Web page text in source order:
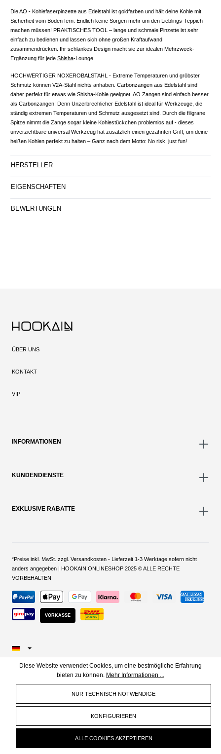
Die AO - Kohlefaserpinzette aus Edelstahl ist goldfarben und hält deine Kohle mit
Sicherheit vom Boden fern. Endlich keine Sorgen mehr um den Lieblings-Teppich
machen müssen! PRAKTISCHES TOOL – lange und schmale Pinzette ist sehr
einfach zu bedienen und lassen sich ohne großen Kraftaufwand
zusammendrücken. Ihr schlankes Design macht sie zur idealen Mehrzweck-
Ergänzung für jede Shisha-Lounge.
HOCHWERTIGER NOXEROBALSTAHL - Extreme Temperaturen und gröbster
Schmutz können V2A-Stahl nichts anhaben. Carbonzangen aus Edelstahl sind
daher perfekt für etwas wie Shisha-Kohle geeignet. AO Zangen sind einfach besser
als Carbonzangen! Denn Unzerbrechlicher Edelstahl ist ideal für Werkzeuge, die
ständig extremen Temperaturen und Schmutz ausgesetzt sind. Durch die filigrane
Spitze nimmt die Zange sogar kleine Kohlestückchen problemlos auf - dieses
unverzichtbare universal Werkzeug hat zusätzlich einen gezahnten Griff, um deine
heißen Kohlen perfekt zu halten – Ganz nach dem Motto: No risk, just fun!
HERSTELLER
EIGENSCHAFTEN
BEWERTUNGEN
ÜBER UNS
KONTAKT
VIP
INFORMATIONEN
KUNDENDIENSTE
EXKLUSIVE RABATTE
*Preise inkl. MwSt. zzgl. Versandkosten - Lieferzeit 1-3 Werktage sofern nicht
anders angegeben | HOOKAIN ONLINESHOP 2025 © ALLE RECHTE
VORBEHALTEN
VORKASSE
Diese Website verwendet Cookies, um eine bestmögliche Erfahrung
bieten zu können. Mehr Informationen ...
NUR TECHNISCH NOTWENDIGE
KONFIGURIEREN
ALLE COOKIES AKZEPTIEREN